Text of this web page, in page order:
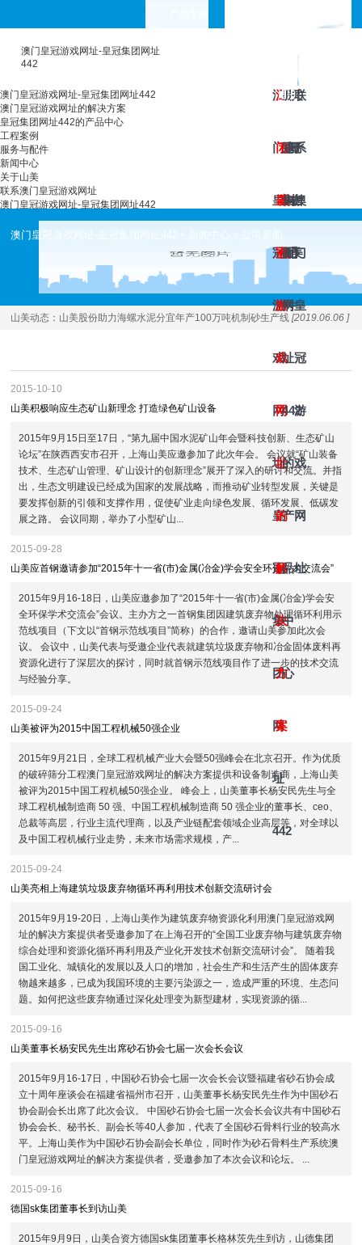
澳门皇冠游戏网址-皇冠集团网址
442
澳
门
皇
冠
游
戏
网
址-
皇
冠
集
团
网
址
442
澳
门
皇
冠
游
戏
网
址
的
解
决
方
案
工
程
案
例
皇
冠
集
团
网
址
442
的
产
品
中
心
服
务
与
配
件
新
闻
中
心
关
于
山
美
联
系
澳
门
皇
冠
游
戏
网
址
澳门皇冠游戏网址-皇冠集团网址442
澳门皇冠游戏网址的解决方案
皇冠集团网址442的产品中心
工程案例
服务与配件
新闻中心
关于山美
联系澳门皇冠游戏网址
澳门皇冠游戏网址-皇冠集团网址442
澳门皇冠游戏网址-皇冠集团网址442 新闻中心 公司新闻
山美动态： 山美股份助力海螺水泥分宜年产100万吨机制砂生产线 [2019.06.06 ]
2015-10-10
山美积极响应生态矿山新理念 打造绿色矿山设备
2015年9月15日至17日，“第九届中国水泥矿山年会暨科技创新、生态矿山
论坛”在陕西西安市召开，上海山美应邀参加了此次年会。 会议就“矿山装备
技术、生态矿山管理、矿山设计的创新理念”展开了深入的研讨和交流。并指
出，生态文明建设已经成为国家的发展战略，而推动矿业转型发展，关键是
要发挥创新的引领和支撑作用，促使矿业走向绿色发展、循环发展、低碳发
展之路。 会议同期，举办了小型矿山...
2015-09-28
山美应首钢邀请参加“2015年十一省(市)金属(冶金)学会安全环保学术交流会”
2015年9月16-18日，山美应邀参加了“2015年十一省(市)金属(冶金)学会安
全环保学术交流会”会议。主办方之一首钢集团因建筑废弃物处理循环利用示
范线项目（下文以“首钢示范线项目”简称）的合作，邀请山美参加此次会
议。 会议中，山美代表与受邀企业代表就建筑垃圾废弃物和冶金固体废料再
资源化进行了深层次的探讨，同时就首钢示范线项目作了进一步的技术交流
与经验分享。
2015-09-24
山美被评为2015中国工程机械50强企业
2015年9月21日，全球工程机械产业大会暨50强峰会在北京召开。作为优质
的破碎筛分工程澳门皇冠游戏网址的解决方案提供和设备制造商，上海山美
被评为2015中国工程机械50强企业。 峰会上，山美董事长杨安民先生与全
球工程机械制造商 50 强、中国工程机械制造商 50 强企业的董事长、ceo、
总裁等高层，行业主流代理商，以及产业链配套领域企业高层等，对全球以
及中国工程机械行业走势，未来市场需求规模，产...
2015-09-24
山美亮相上海建筑垃圾废弃物循环再利用技术创新交流研讨会
2015年9月19-20日，上海山美作为建筑废弃物资源化利用澳门皇冠游戏网
址的解决方案提供者受邀参加了在上海召开的“全国工业废弃物与建筑废弃物
综合处理和资源化循环再利用及产业化开发技术创新交流研讨会”。 随着我
国工业化、城镇化的发展以及人口的增加，社会生产和生活产生的固体废弃
物越来越多，已成为我国环境的主要污染源之一，造成严重的环境、生态问
题。如何把这些废弃物通过深化处理变为新型建材，实现资源的循...
2015-09-16
山美董事长杨安民先生出席砂石协会七届一次会长会议
2015年9月16-17日，中国砂石协会七届一次会长会议暨福建省砂石协会成
立十周年座谈会在福建省福州市召开，山美董事长杨安民先生作为中国砂石
协会副会长出席了此次会议。 中国砂石协会七届一次会长会议共有中国砂石
协会会长、秘书长、副会长等40人参加，代表了全国砂石骨料行业的较高水
平。上海山美作为中国砂石协会副会长单位，同时作为砂石骨料生产系统澳
门皇冠游戏网址的解决方案提供者，受邀参加了本次会议和论坛。 ...
2015-09-16
德国sk集团董事长到访山美
2015年9月9日，山美合资方德国sk集团董事长格林茨先生到访，山德集团